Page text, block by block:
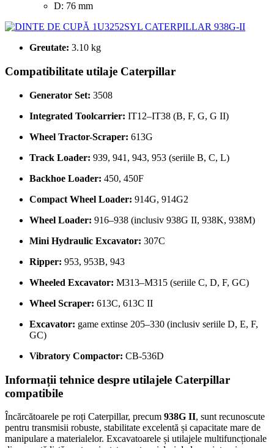
D: 76 mm
Greutate: 3.10 kg
Compatibilitate utilaje Caterpillar
Generator Set: 3508
Integrated Toolcarrier: IT12–IT38 (B, F, G, G II)
Wheel Tractor-Scraper: 613G
Track Loader: 939, 941, 943, 953 (seriile B, C, L)
Backhoe Loader: 450, 450F
Compact Wheel Loader: 914G, 914G2
Wheel Loader: 916–938 (inclusiv 938G II, 938K, 938M)
Mini Hydraulic Excavator: 307C
Ripper: 953, 953B, 943
Wheeled Excavator: M313–M315 (seriile C, D, F, GC)
Wheel Scraper: 613C, 613C II
Excavator: game extinse 205–330 (inclusiv seriile D, E, F,
GC)
Vibratory Compactor: CB-536D
Informații tehnice despre utilajele Caterpillar
compatibile
Încărcătoarele pe roți Caterpillar, precum 938G II, sunt recunoscute
pentru transmisii robuste, stabilitate excelentă și capacitate mare de
manipulare a materialelor. Excavatoarele și utilajele multifuncționale